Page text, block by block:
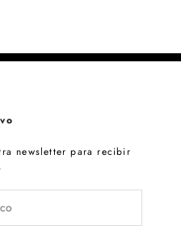
newsletter para recibir